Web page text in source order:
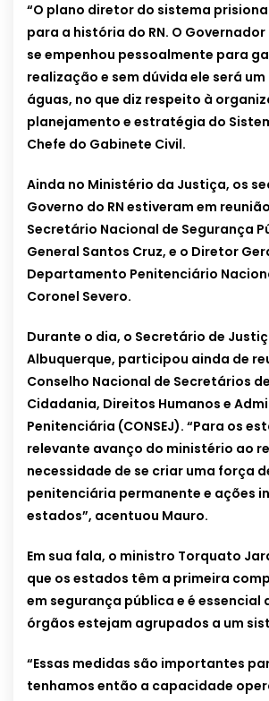
“O plano diretor do sistema
para a história do RN. O Governador
se empenhou pessoalmente para
realização e sem dúvida ele será
águas, no que diz respeito à
planejamento e estratégia do
Chefe do Gabinete Civil.
Ainda no Ministério da Justiça, os
Governo do RN estiveram em
Secretário Nacional de Segurança
General Santos Cruz, e o Diretor
Departamento Penitenciário
Coronel Severo.
Durante o dia, o Secretário de
Albuquerque, participou ainda de
Conselho Nacional de Secretários
Cidadania, Direitos Humanos e
Penitenciária (CONSEJ). “Para os
relevante avanço do ministério ao
necessidade de se criar uma força
penitenciária permanente e ações
estados”, acentuou Mauro.
Em sua fala, o ministro Torquato
que os estados têm a primeira
em segurança pública e é essencial
órgãos estejam agrupados a um
“Essas medidas são importantes
tenhamos então a capacidade